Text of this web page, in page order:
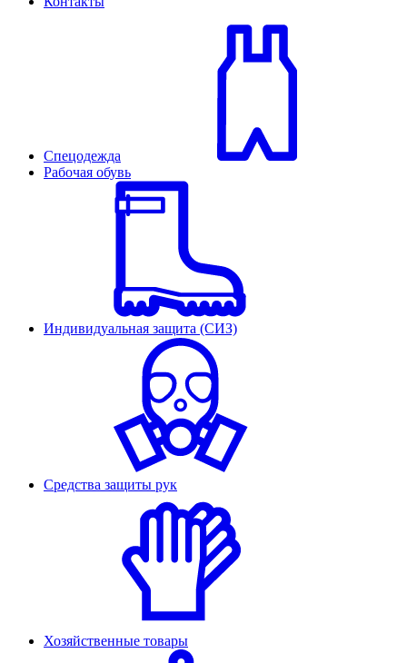
Спецодежда
Рабочая обувь
Индивидуальная защита (СИЗ)
Средства защиты рук
Хозяйственные товары